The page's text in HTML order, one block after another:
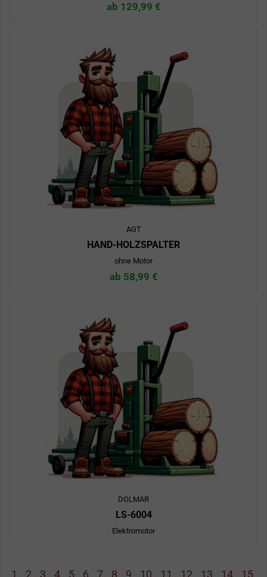
ab 129,99 €
AGT
HAND-HOLZSPALTER
ohne Motor
ab 58,99 €
DOLMAR
LS-6004
Elektromotor